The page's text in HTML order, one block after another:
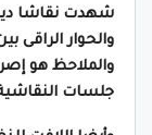
شهدت نقاشا
والحوار الراقى
والملاحظ هو
جلسات